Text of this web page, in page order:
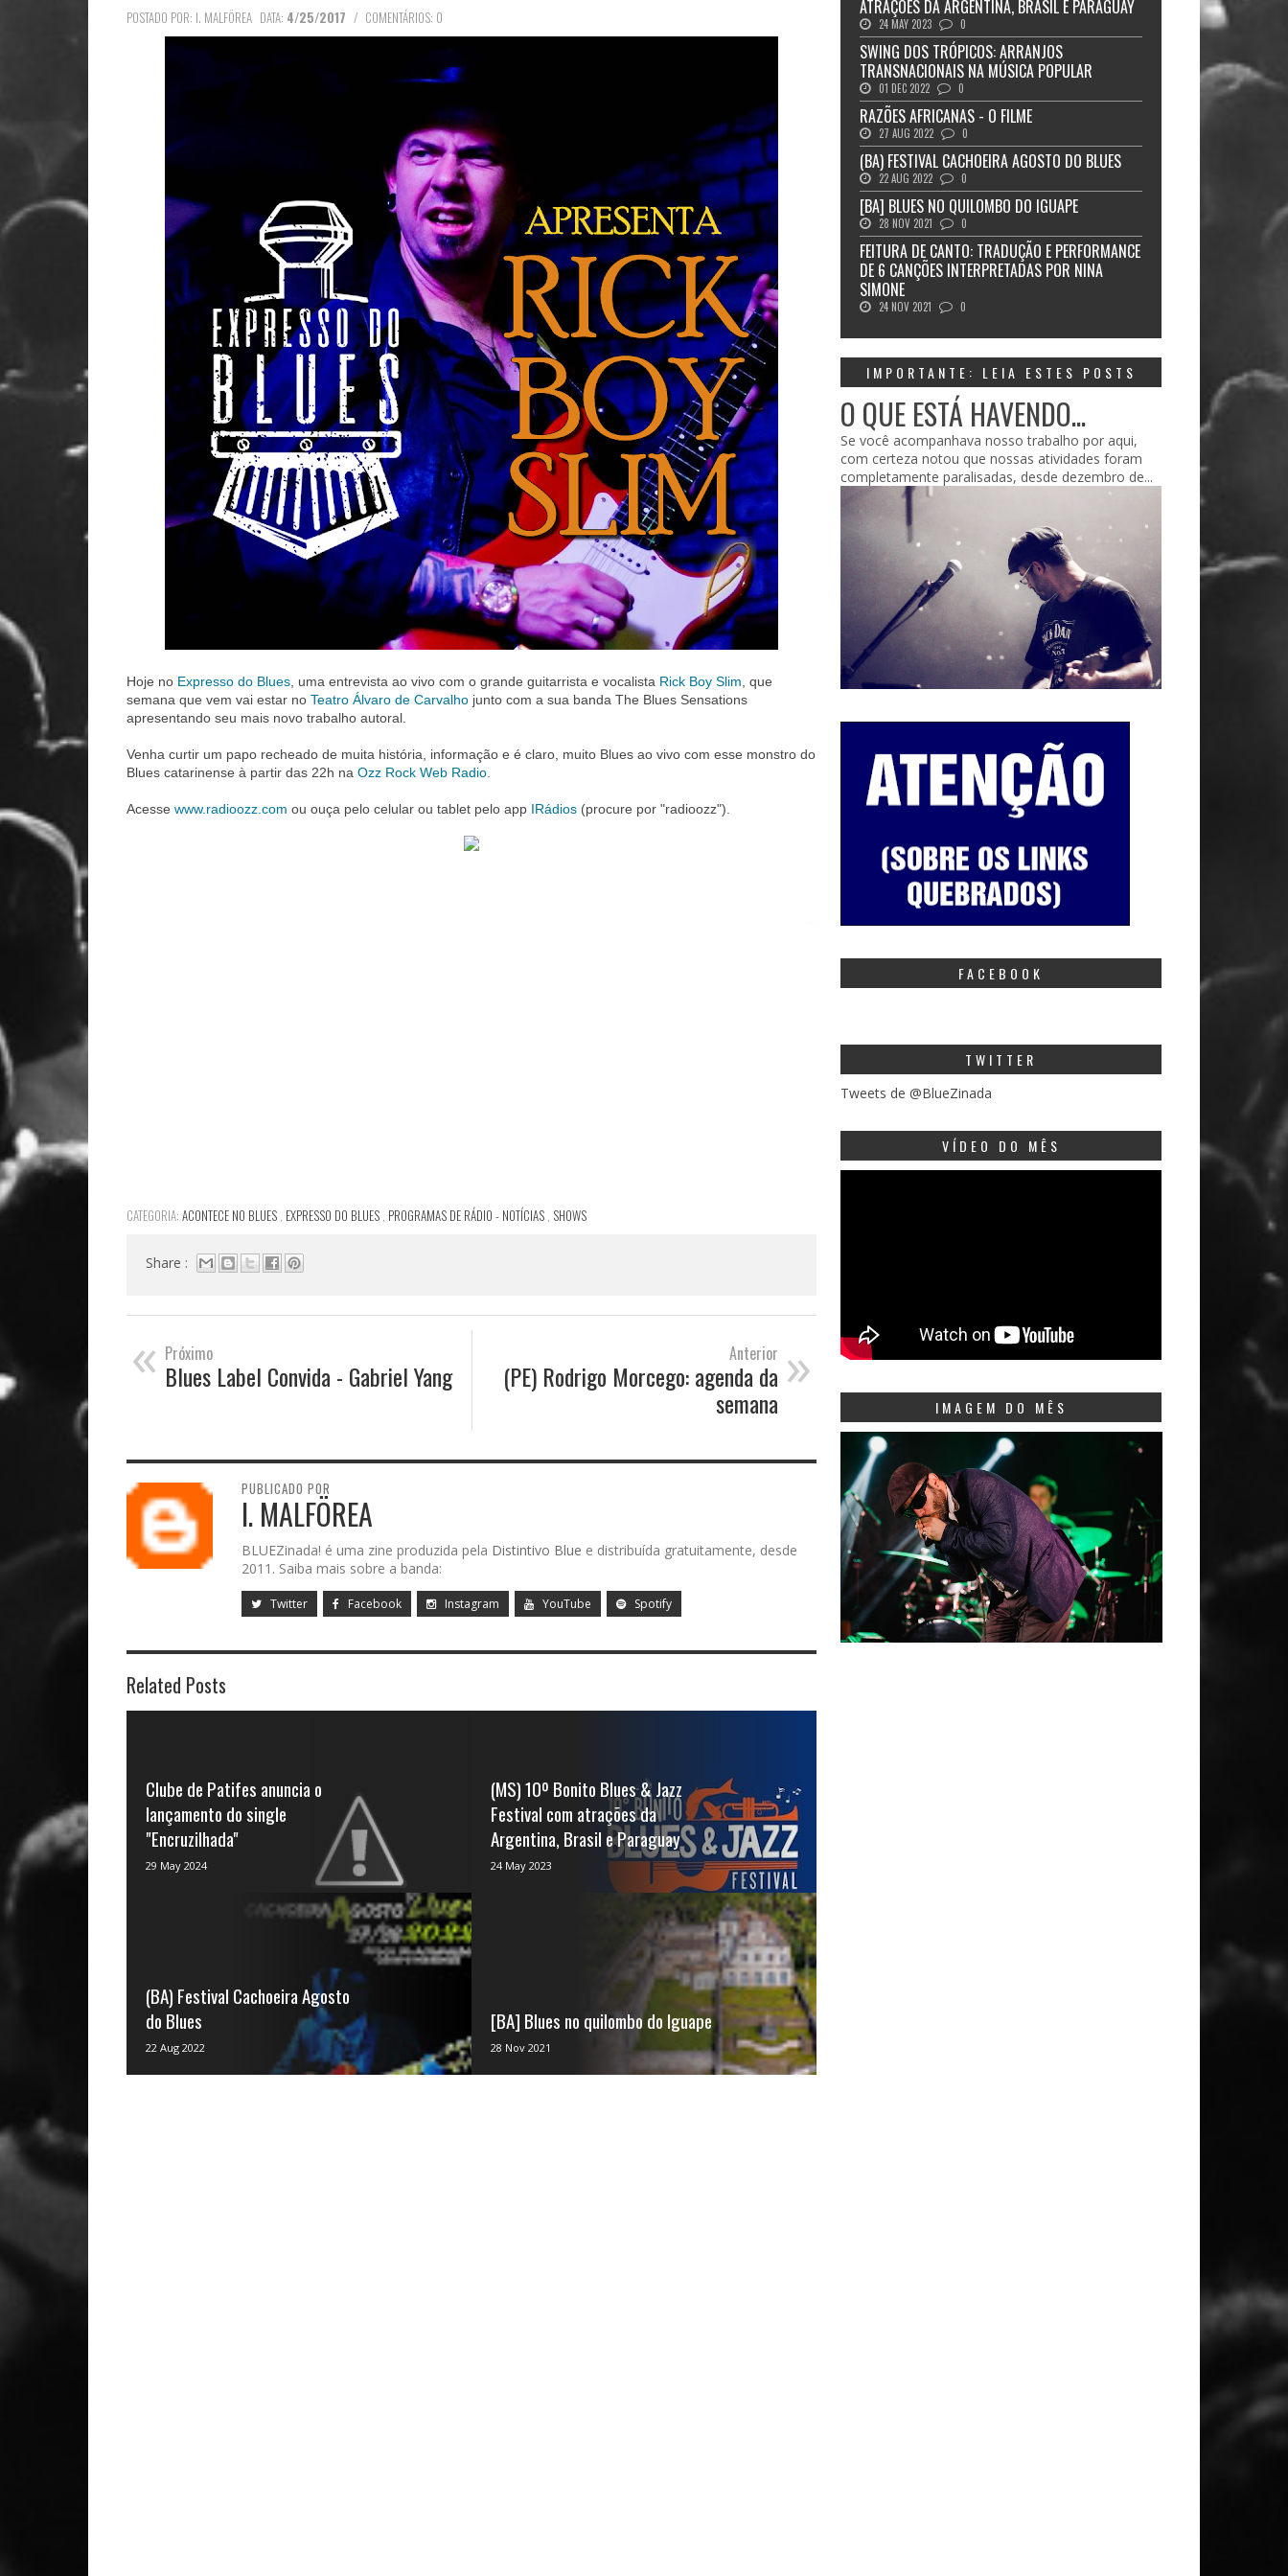
POSTADO POR: I. MALFÖREA DATA: 4/25/2017 / COMENTÁRIOS: 0
Hoje no Expresso do Blues uma entrevista ao vivo com o grande guitarrista e vocalista Rick Boy Slim , que
semana que vem vai estar no Teatro Álvaro de Carvalho junto com a sua banda The Blues Sensations
apresentando seu mais novo trabalho autoral.
Venha curtir um papo recheado de muita história, informação e é claro, muito Blues ao vivo com esse monstro do
Blues catarinense à partir das 22h na Ozz Rock Web Radio
Acesse www.radioozz.com ou ouça pelo celular ou tablet pelo app IRádios (procure por "radioozz").
CATEGORIA: ACONTECE NO BLUES , EXPRESSO DO BLUES , PROGRAMAS DE RÁDIO - NOTÍCIAS , SHOWS
Share :
« Próximo
Blues Label Convida - Gabriel Yang »
Anterior
(PE) Rodrigo Morcego: agenda da
semana
PUBLICADO POR
I. MALFÖREA
BLUEZinada! é uma zine produzida pela Distintivo Blue e distribuída gratuitamente, desde
2011. Saiba mais sobre a banda:
Twitter Facebook Instagram YouTube Spotify
Related Posts
Clube de Patifes anuncia o
lançamento do single
"Encruzilhada"
A faixa estará disponível nas plataformas
de streaming nesta sexta-feira, 31Foto:
29 May 2024
(MS) 10º Bonito Blues & Jazz
Festival com atrações da
Argentina, Brasil e Paraguay
O mês de junho será especial para a
cidade de Bonito - Mato Grosso do Sul. É
que acontece nos dias 8...
24 May 2023
(BA) Festival Cachoeira Agosto
do Blues
Festival de Blues retorna e vai acontecer
na Histórica cidade de Cachoeira no
Recôncavo Baiano ...
22 Aug 2022
[BA] Blues no quilombo do Iguape
Da cidade para o campo!!! Buscando o
reencontro do Blues com suas raízes, o
Festival Cachoeira Agost...
28 Nov 2021
ATRAÇÕES DA ARGENTINA, BRASIL E PARAGUAY
24 MAY 2023 0
SWING DOS TRÓPICOS: ARRANJOS
TRANSNACIONAIS NA MÚSICA POPULAR
01 DEC 2022 0
RAZÕES AFRICANAS - O FILME
27 AUG 2022 0
(BA) FESTIVAL CACHOEIRA AGOSTO DO BLUES
22 AUG 2022 0
[BA] BLUES NO QUILOMBO DO IGUAPE
28 NOV 2021 0
FEITURA DE CANTO: TRADUÇÃO E PERFORMANCE
DE 6 CANÇÕES INTERPRETADAS POR NINA
SIMONE
24 NOV 2021 0
IMPORTANTE: LEIA ESTES POSTS
O QUE ESTÁ HAVENDO...
Se você acompanhava nosso trabalho por aqui,
com certeza notou que nossas atividades foram
completamente paralisadas, desde dezembro de...
FACEBOOK
TWITTER
Tweets de @BlueZinada
VÍDEO DO MÊS
IMAGEM DO MÊS